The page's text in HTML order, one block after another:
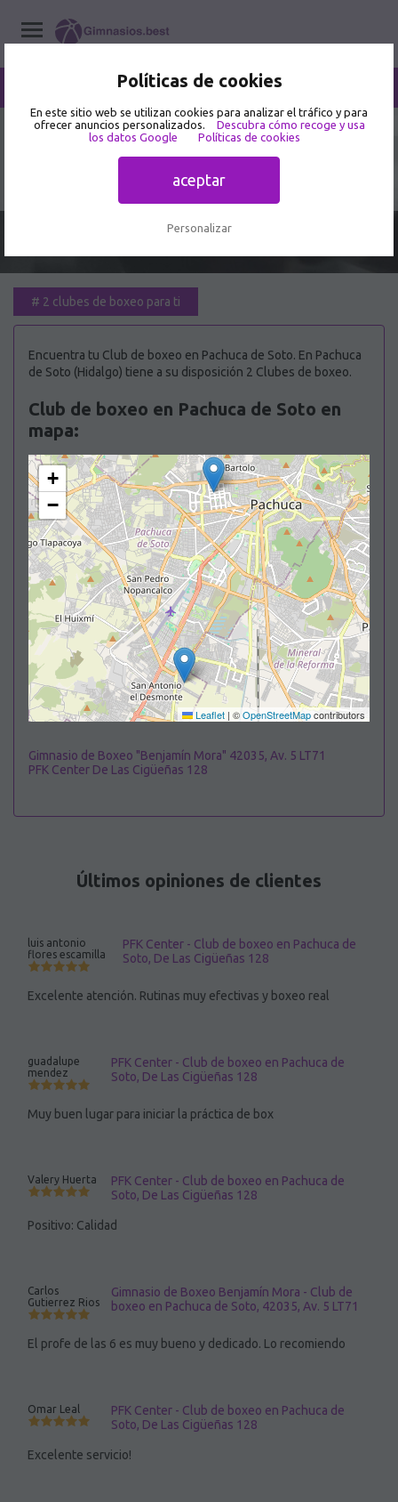
Políticas de cookies
En este sitio web se utilizan cookies para analizar el tráfico y para
ofrecer anuncios personalizados.
Descubra cómo recoge y usa
los datos Google
Políticas de cookies
aceptar
Personalizar
Clubes de boxeo /Hidalgo / Pachuca de Soto
Mejor Club de boxeo en Pachuca de
# 2 clubes de boxeo para ti
Encuentra tu Club de boxeo en Pachuca de Soto. En Pachuca
de Soto (Hidalgo) tiene a su disposición 2 Clubes de boxeo.
Club de boxeo en Pachuca de Soto en
mapa:
+
−
Leaflet | ©OpenStreetMapcontributors
Gimnasio de Boxeo "Benjamín Mora" 42035, Av. 5 LT71
PFK Center De Las Cigüeñas 128
Últimos opiniones de clientes
luis antonio
flores escamilla
PFK Center - Club de boxeo en Pachuca de
Soto, De Las Cigüeñas 128
Excelente atención. Rutinas muy efectivas y boxeo real
guadalupe
mendez
PFK Center - Club de boxeo en Pachuca de
Soto, De Las Cigüeñas 128
Muy buen lugar para iniciar la práctica de box
Valery Huerta
PFK Center - Club de boxeo en Pachuca de
Soto, De Las Cigüeñas 128
Positivo: Calidad
Carlos
Gutierrez Rios
Gimnasio de Boxeo Benjamín Mora - Club de
boxeo en Pachuca de Soto, 42035, Av. 5 LT71
El profe de las 6 es muy bueno y dedicado. Lo recomiendo
Omar Leal
PFK Center - Club de boxeo en Pachuca de
Soto, De Las Cigüeñas 128
Excelente servicio!